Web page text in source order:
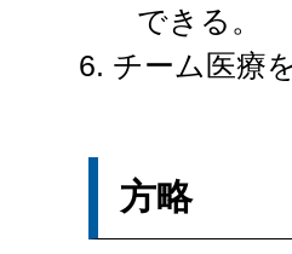
できる。
チーム医療
方略